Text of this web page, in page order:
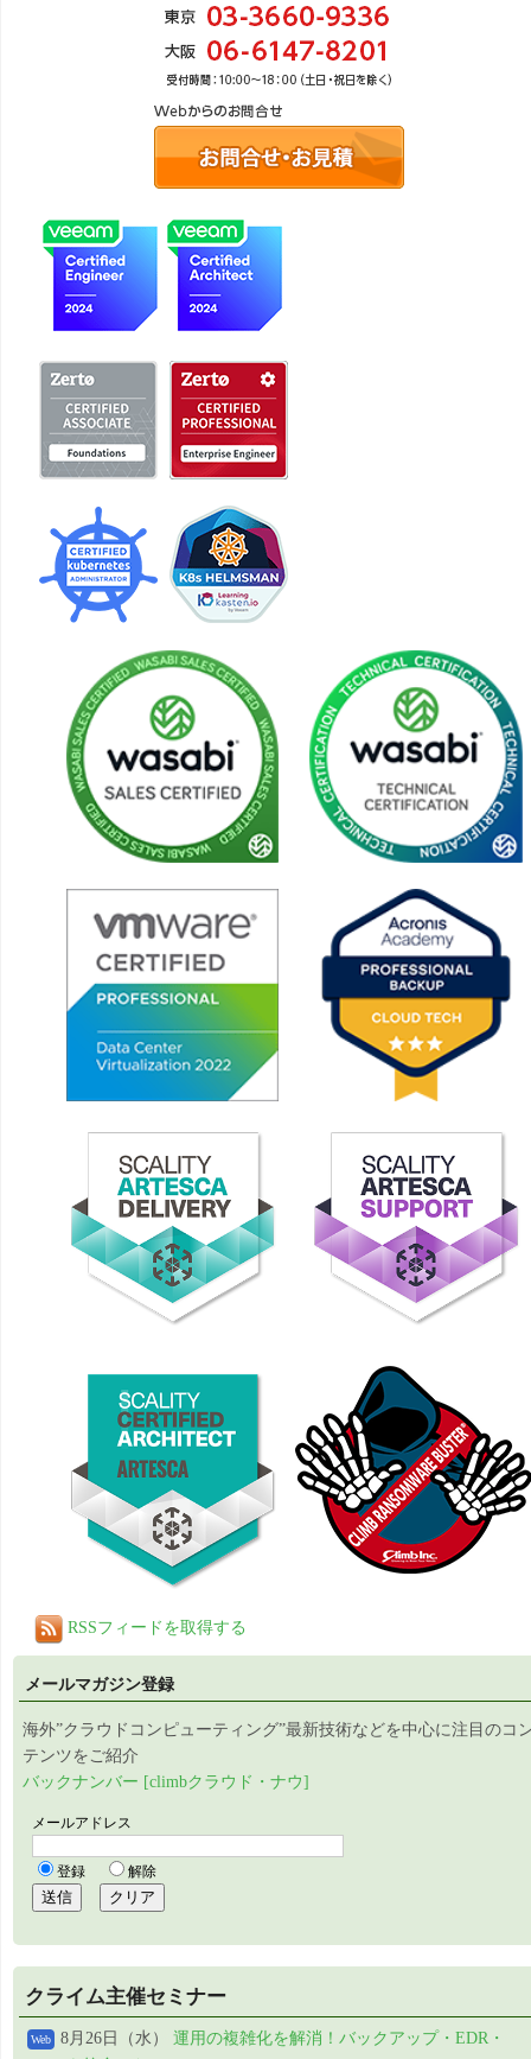
RSSフィードを取得する
メールマガジン登録
海外”クラウドコンピューティング”最新技術などを中心に注目のコ
テンツをご紹介
バックナンバー [climbクラウド・ナウ]
クライム主催セミナー
Web 8月26日（水） 運用の複雑化を解消！バックアップ・EDR・